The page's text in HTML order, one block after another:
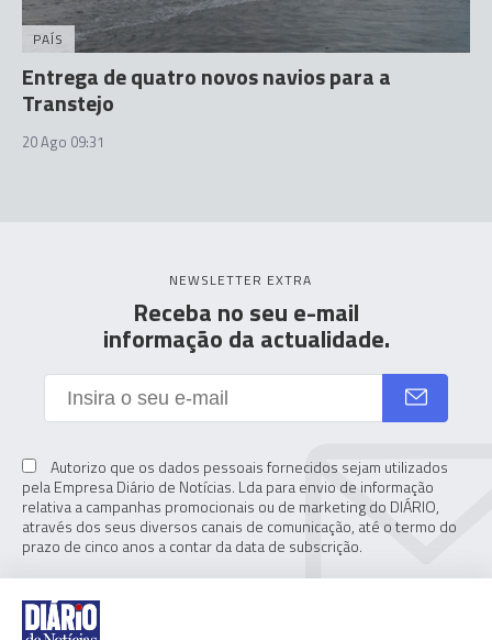
PAÍS
Entrega de quatro novos navios para a
Transtejo
20 Ago 09:31
NEWSLETTER EXTRA
Receba no seu e-mail
informação da actualidade.
Autorizo que os dados pessoais fornecidos sejam utilizados
pela Empresa Diário de Notícias. Lda para envio de informação
relativa a campanhas promocionais ou de marketing do DIÁRIO,
através dos seus diversos canais de comunicação, até o termo do
prazo de cinco anos a contar da data de subscrição.